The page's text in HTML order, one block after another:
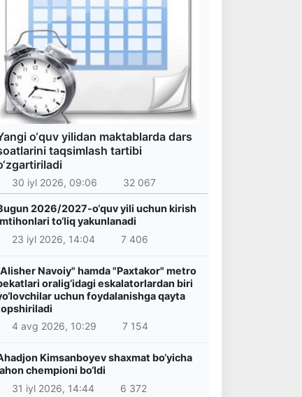
o‘quv yilidan maktablarda dars
taqsimlash tartibi
30 iyl 2026, 09:06 32 067
2026/2027-o‘quv yili uchun kirish
to‘liq yakunlanadi
23 iyl 2026, 14:04
7 406
Navoiy" hamda "Paxtakor" metro
oralig‘idagi eskalatorlardan biri
uchun foydalanishga qayta
4 avg 2026, 10:29
7 154
Kimsanboyev shaxmat bo‘yicha
chempioni bo‘ldi
31 iyl 2026, 14:44
6 372